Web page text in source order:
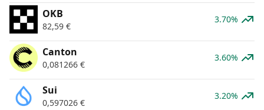
OKB
82,59 €
3.70%
Canton
0,081266 €
3.60%
Sui
0,597026 €
3.20%